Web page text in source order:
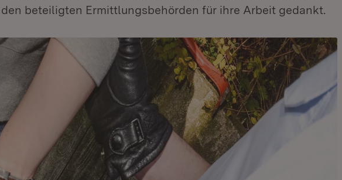
beteiligten Ermittlungsbehörden für ihre Arbeit gedankt.